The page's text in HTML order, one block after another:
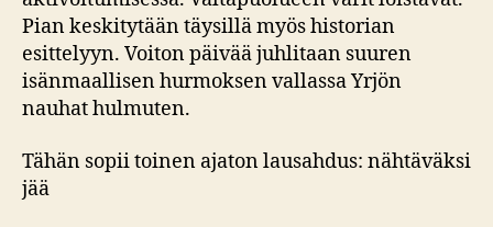
Pian keskitytään täysillä myös historian
esittelyyn. Voiton päivää juhlitaan suuren
isänmaallisen hurmoksen vallassa Yrjön
nauhat hulmuten.
Tähän sopii toinen ajaton lausahdus: nähtäväksi
jää